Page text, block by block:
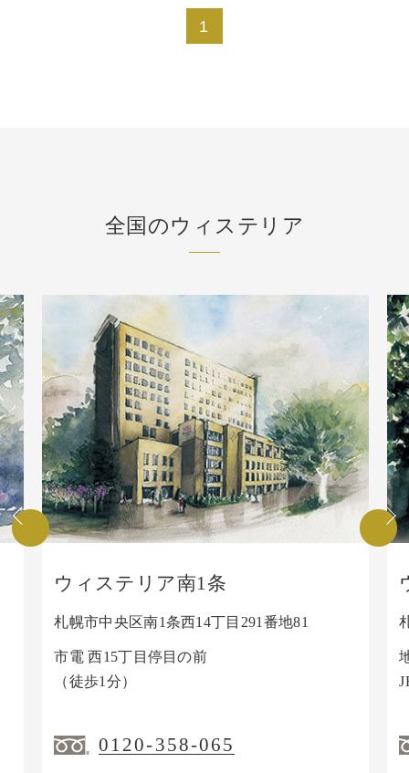
Instagramで最新情報をチェック！
1
全国のウィステリア
ウィステリア南1条
札幌市中央区南1条西14丁目291番地81
市電 西15丁目停目の前
（徒歩1分）
0120-358-065